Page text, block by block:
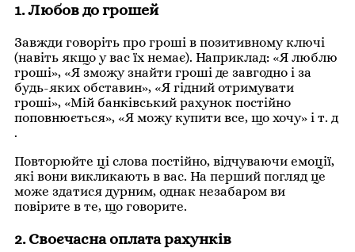
1. Любов до грошей
Завжди говоріть про гроші в позитивному ключі
(навіть якщо у вас їх немає). Наприклад: «Я люблю
гроші», «Я зможу знайти гроші де завгодно і за
будь-яких обставин», «Я гідний отримувати
гроші», «Мій банківський рахунок постійно
поповнюється», «Я можу купити все, що хочу» і т. д
.
Повторюйте ці слова постійно, відчуваючи емоції,
які вони викликають в вас. На перший погляд це
може здатися дурним, однак незабаром ви
повірите в те, що говорите.
2. Своєчасна оплата рахунків